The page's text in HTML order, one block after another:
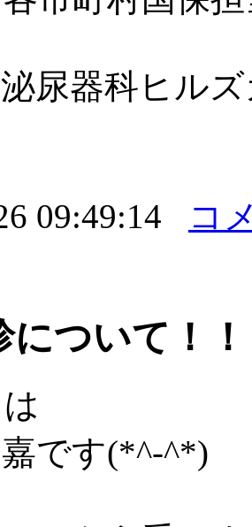
尿器科ヒル
09:49:14 コ
ついて！！
です(*^-^*)